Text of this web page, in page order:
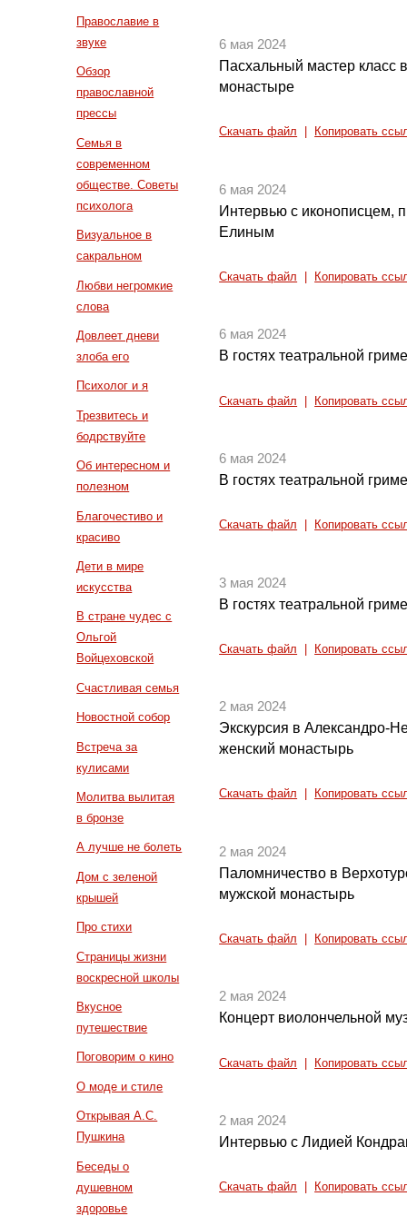
Православие в
звуке
Обзор
православной
прессы
Семья в
современном
обществе. Советы
психолога
Визуальное в
сакральном
Любви негромкие
слова
Довлеет дневи
злоба его
Психолог и я
Трезвитесь и
бодрствуйте
Об интересном и
полезном
Благочестиво и
красиво
Дети в мире
искусства
В стране чудес с
Ольгой
Войцеховской
Счастливая семья
Новостной собор
Встреча за
кулисами
Молитва вылитая
в бронзе
А лучше не болеть
Дом с зеленой
крышей
Про стихи
Страницы жизни
воскресной школы
Вкусное
путешествие
Поговорим о кино
О моде и стиле
Открывая А.С.
Пушкина
Беседы о
душевном
здоровье
6 мая 2024
Пасхальный мастер класс
монастыре
Скачать файл Копировать
6 мая 2024
Интервью с иконописцем,
Елиным
Скачать файл Копировать
6 мая 2024
В гостях театральной
Скачать файл Копировать
6 мая 2024
В гостях театральной
Скачать файл Копировать
3 мая 2024
В гостях театральной
Скачать файл Копировать
2 мая 2024
Экскурсия в Александро-
женский монастырь
Скачать файл Копировать
2 мая 2024
Паломничество в
мужской монастырь
Скачать файл Копировать
2 мая 2024
Концерт виолончельной
Скачать файл Копировать
2 мая 2024
Интервью с Лидией
Скачать файл Копировать